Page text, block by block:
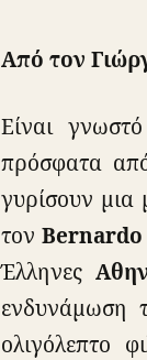
Από τον
Είναι
πρόσφατα
γυρίσουν μια
τον
Έλληνες
ενδυνάμωση
ολιγόλεπτο